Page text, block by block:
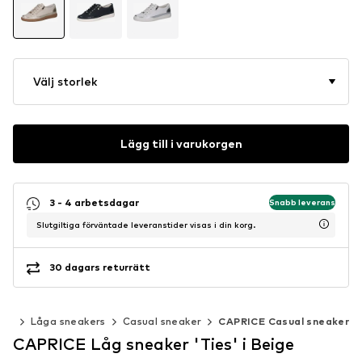
Välj storlek
Lägg till i varukorgen
3 - 4 arbetsdagar Snabb leverans
Slutgiltiga förväntade leveranstider visas i din korg.
30 dagars returrätt
Låga sneakers Casual sneaker CAPRICE Casual sneaker
CAPRICE Låg sneaker 'Ties' i Beige